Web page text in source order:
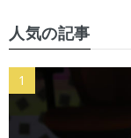
人気の記事